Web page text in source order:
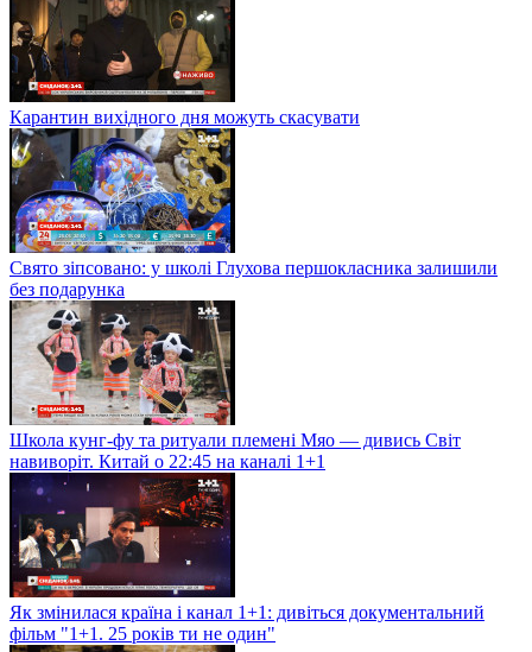
Карантин вихідного дня можуть скасувати
Свято зіпсовано: у школі Глухова першокласника залишили
без подарунка
Школа кунг-фу та ритуали племені Мяо — дивись Світ
навиворіт. Китай о 22:45 на каналі 1+1
Як змінилася країна і канал 1+1: дивіться документальний
фільм "1+1. 25 років ти не один"